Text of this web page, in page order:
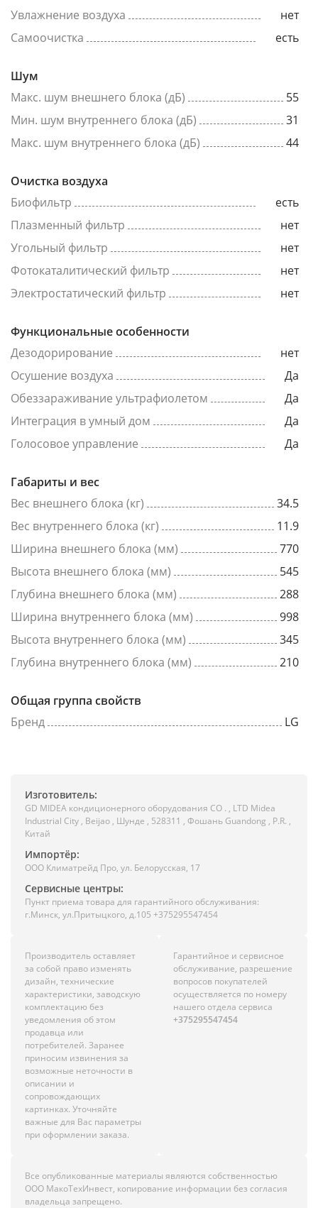
Увлажнение воздуха
нет
Самоочистка
есть
Шум
Макс. шум внешнего блока (дБ)
55
Мин. шум внутреннего блока (дБ)
31
Макс. шум внутреннего блока (дБ)
44
Очистка воздуха
Биофильтр
есть
Плазменный фильтр
нет
Угольный фильтр
нет
Фотокаталитический фильтр
нет
Электростатический фильтр
нет
Функциональные особенности
Дезодорирование
нет
Осушение воздуха
Да
Обеззараживание ультрафиолетом
Да
Интеграция в умный дом
Да
Голосовое управление
Да
Габариты и вес
Вес внешнего блока (кг)
34.5
Вес внутреннего блока (кг)
11.9
Ширина внешнего блока (мм)
770
Высота внешнего блока (мм)
545
Глубина внешнего блока (мм)
288
Ширина внутреннего блока (мм)
998
Высота внутреннего блока (мм)
345
Глубина внутреннего блока (мм)
210
Общая группа свойств
Бренд
LG
Изготовитель:
GD MIDEA кондиционерного оборудования CO . , LTD Midea
Industrial City , Beijao , Шунде , 528311 , Фошань Guandong , P.R. ,
Китай
Импортёр:
ООО Климатрейд Про, ул. Белорусская, 17
Сервисные центры:
Пункт приема товара для гарантийного обслуживания:
г.Минск, ул.Притыцкого, д.105 +375295547454
Производитель оставляет
за собой право изменять
дизайн, технические
характеристики, заводскую
комплектацию без
уведомления об этом
продавца или
потребителей. Заранее
приносим извинения за
возможные неточности в
описании и
сопровождающих
картинках. Уточняйте
важные для Вас параметры
при оформлении заказа.
Гарантийное и сервисное
обслуживание, разрешение
вопросов покупателей
осуществляется по номеру
нашего отдела сервиса
+375295547454
Все опубликованные материалы являются собственностью
ООО МакоТехИнвест, копирование информации без согласия
владельца запрещено.